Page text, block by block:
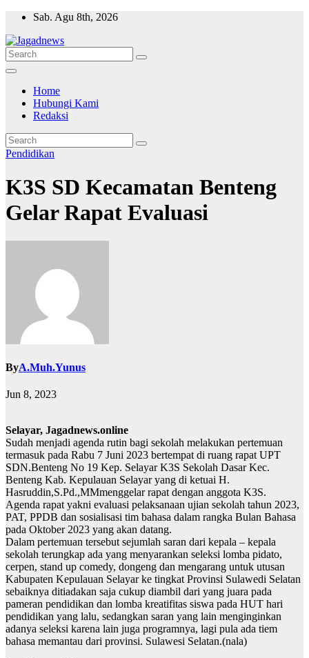
Skip
content
Sab. Agu 8th, 2026
Home
Hubungi Kami
Redaksi
Pendidikan
K3S SD Kecamatan Benteng
Gelar Rapat Evaluasi
ByA.Muh.Yunus
Jun 8, 2023
Selayar, Jagadnews.online
Sudah menjadi agenda rutin bagi sekolah melakukan pertemuan
termasuk pada Rabu 7 Juni 2023 bertempat di ruang rapat UPT
SDN.Benteng No 19 Kep. Selayar K3S Sekolah Dasar Kec.
Benteng Kab. Kepulauan Selayar yang di ketuai H.
Hasruddin,S.Pd.,MMmenggelar rapat dengan anggota K3S.
Agenda rapat yakni evaluasi pelaksanaan ujian sekolah tahun 2023,
PAT, PPDB dan sosialisasi tim bahasa dalam rangka Bulan Bahasa
pada Oktober 2023 yang akan datang.
Dalam pertemuan tersebut sejumlah saran dari kepala – kepala
sekolah terungkap ada yang menyarankan seleksi lomba pidato,
cerpen, stand up comedy, dongeng dan mengarang untuk utusan
Kabupaten Kepulauan Selayar ke tingkat Provinsi Sulawedi Selatan
sebaiknya ditiadakan saja cukup diambil dari yang juara pada
pameran pendidikan dan lomba kreatifitas siswa pada HUT hari
pendidikan yang lalu, sedangkan saran yang lain menginginkan
adanya seleksi karena lain juga programnya, lagi pula ada tiem
bahasa memantau dari provinsi. Sulawesi Selatan.(nala)